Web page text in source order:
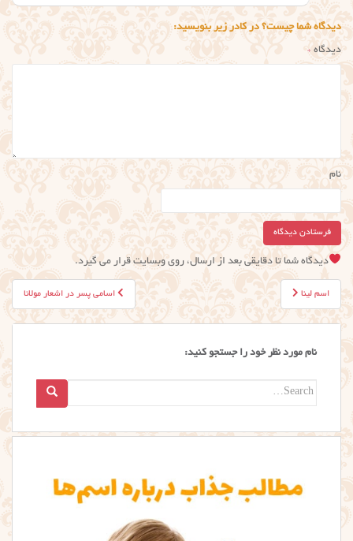
دیدگاه شما چیست؟ در کادر زیر بنویسید:
دیدگاه *
نام
دیدگاه شما تا دقایقی بعد از ارسال، روی وبسایت قرار می گیرد.
راهبری
نوشته
اسامی پسر در اشعار مولانا اسم لینا
نام مورد نظر خود را جستجو کنید:
Search